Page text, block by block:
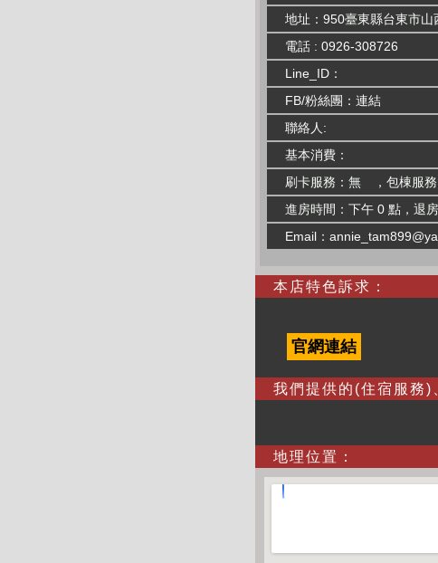
地址：950臺東縣台東市山
電話 : 0926-308726
Line_ID：
FB/粉絲團：連結
聯絡人:
基本消費：
刷卡服務：無 ，包棟服
進房時間：下午 0 點，退
Email：
本店特色訴求：
官網連結
我們提供的(住宿服務)
地理位置：